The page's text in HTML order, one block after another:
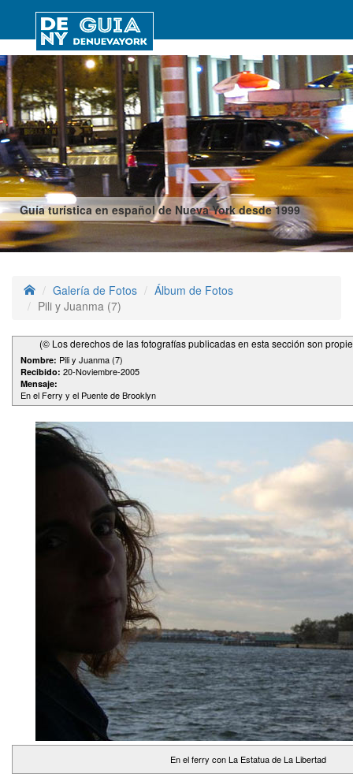
Guía turística en español de Nueva York desde 1999
Galería de Fotos
Álbum de Fotos
Pili y Juanma (7)
(© Los derechos de las fotografías publicadas en esta sección son
Nombre: Pili y Juanma (7)
Recibido: 20-Noviembre-2005
Mensaje:
En el Ferry y el Puente de Brooklyn
En el ferry con La Estatua de La Libertad